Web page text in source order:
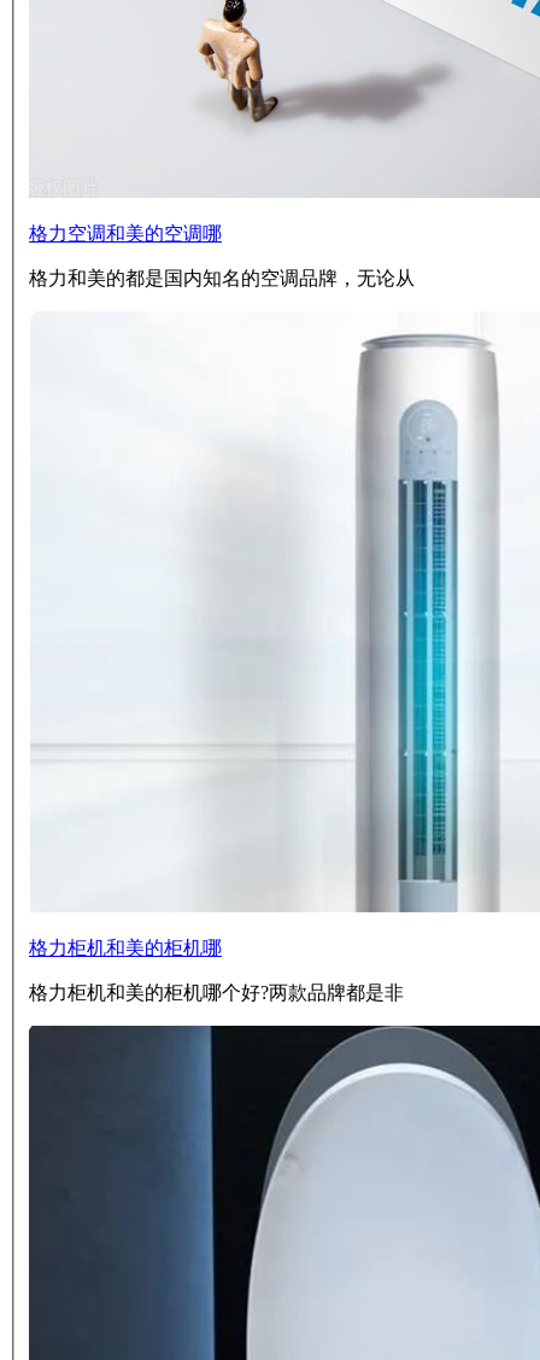
格力空调和美的空调哪
格力和美的都是国内知名的空调品牌，无论从
格力柜机和美的柜机哪
格力柜机和美的柜机哪个好?两款品牌都是非